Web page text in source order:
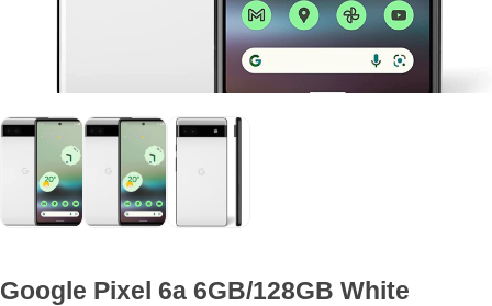
Google Pixel 6a 6GB/128GB White